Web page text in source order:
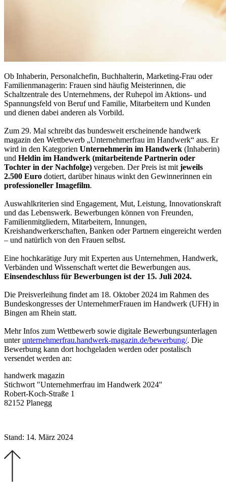
Ob Inhaberin, Personalchefin, Buchhalterin, Marketing-Frau oder
Familienmanagerin: Frauen sind häufig Meisterinnen, die
Schaltzentrale des Unternehmens, der Ruhepol im Aktions- und
Spannungsfeld von Beruf und Familie, Mitarbeitern und Kunden
und dienen dabei anderen als Vorbild.
Zum 29. Mal schreibt das bundesweit erscheinende handwerk
magazin den Wettbewerb „Unternehmerfrau im Handwerk“ aus. Er
wird in den Kategorien Unternehmerin im Handwerk (Inhaberin)
und Heldin im Handwerk (mitarbeitende Partnerin oder
Tochter in der Nachfolge) vergeben. Der Preis ist mit jeweils
2.500 Euro dotiert, darüber hinaus winkt den Gewinnerinnen ein
professioneller Imagefilm.
Auswahlkriterien sind Engagement, Mut, Leistung, Innovationskraft
und das Lebenswerk. Bewerbungen können von Freunden,
Familienmitgliedern, Mitarbeitern, Innungen,
Kreishandwerkerschaften, Banken oder Partnern eingereicht werden
– und natürlich von den Frauen selbst.
Eine hochkarätige Jury mit Experten aus Unternehmen, Handwerk,
Verbänden und Wissenschaft wertet die Bewerbungen aus.
Einsendeschluss für Bewerbungen ist der 15. Juli 2024.
Die Preisverleihung findet am 18. Oktober 2024 im Rahmen des
Bundeskongresses der UnternehmerFrauen im Handwerk (UFH) in
Bingen am Rhein statt.
Mehr Infos zum Wettbewerb sowie digitale Bewerbungsunterlagen
unterunternehmerfrau.handwerk-magazin.de/bewerbung/. Die
Bewerbung kann dort hochgeladen werden oder postalisch
versendet werden an:
handwerk magazin
Stichwort "Unternehmerfrau im Handwerk 2024"
Robert-Koch-Straße 1
82152 Planegg
Stand: 14. März 2024